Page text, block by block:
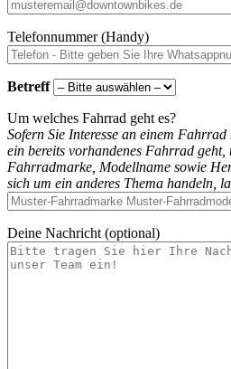
Telefonnummer (Handy)
Betreff
Um welches Fahrrad geht es?
Sofern Sie Interesse an einem
ein bereits vorhandenes Fahrrad geht,
Fahrradmarke, Modellname sowie
sich um ein anderes Thema handeln,
Deine Nachricht (optional)